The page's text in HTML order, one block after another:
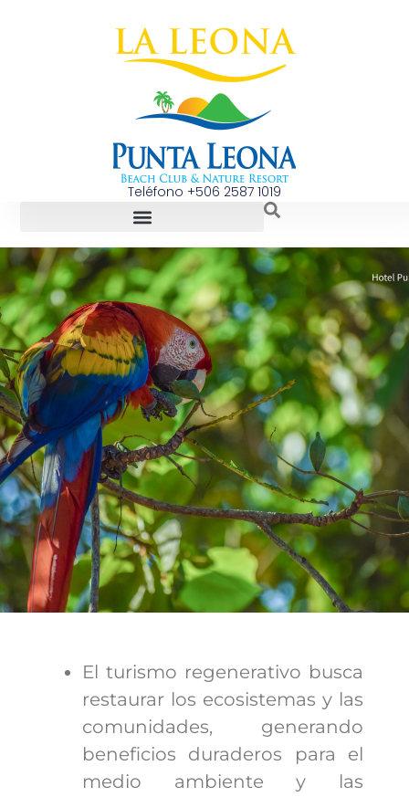
Teléfono +506 2587 1019
El turismo regenerativo busca
restaurar los ecosistemas y las
comunidades, generando
beneficios duraderos para el
medio ambiente y las